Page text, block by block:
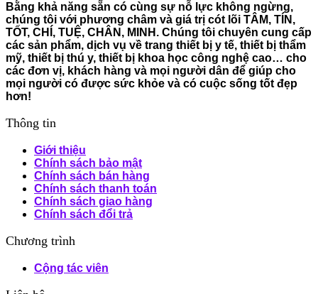
Bằng khả năng sẵn có cùng sự nỗ lực không ngừng,
chúng tôi với phương châm và giá trị cót lõi TÂM, TÍN,
TỐT, CHÍ, TUỆ, CHÂN, MINH. Chúng tôi chuyên cung cấp
các sản phẩm, dịch vụ về trang thiết bị y tế, thiết bị thẩm
mỹ, thiết bị thú y, thiết bị khoa học công nghệ cao… cho
các đơn vị, khách hàng và mọi người dân để giúp cho
mọi người có được sức khỏe và có cuộc sống tốt đẹp
hơn!
Thông tin
Giới thiệu
Chính sách bảo mật
Chính sách bán hàng
Chính sách thanh toán
Chính sách giao hàng
Chính sách đổi trả
Chương trình
Cộng tác viên